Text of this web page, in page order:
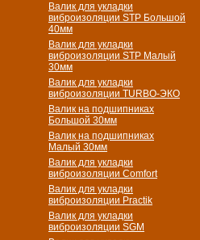
Валик для укладки
виброизоляции STP Большой
40мм
Валик для укладки
виброизоляции STP Малый
30мм
Валик для укладки
виброизоляции TURBO-ЭКО
Валик на подшипниках
Большой 30мм
Валик на подшипниках
Малый 30мм
Валик для укладки
виброизоляции Comfort
Валик для укладки
виброизоляции Practik
Валик для укладки
виброизоляции SGM